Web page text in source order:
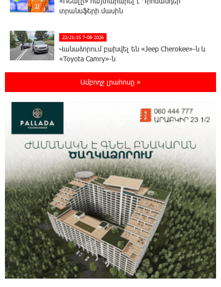
տրանսֆերի մասին
22:21:15 7-08-2026
Վանաձորում բшխվել են «Jeep Cherokee»-ն և
«Toyota Camry»-ն
22:03:58 7-08-2026
օգտագործել Starlink-ը Ռուսաստանի դեմ
հարվшծները կառավարելու համար
21:45:44 7-08-2026
Երևանում և մարզերում էլեկտրաէներգիայի
ընդհատումներ կլինեն
21:26:16 7-08-2026
Ստեփանավանում ռուս կին է փորձել
ինքնասպան լինել
21:08:37 7-08-2026
ԵԱՏՄ֊ն չի ուզում, որ իր միջոցներով
զարգանա Հայաստանի տնտեսությունը ու
հետո գնա ԵՄ. Արշակ Կարապետյան
Ամբողջ լրահոսը »